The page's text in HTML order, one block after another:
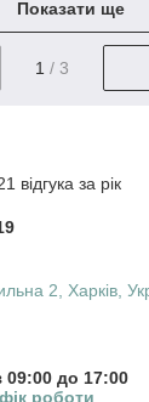
Показати ще
1 / 3
відгука за рік
2, Харків,
09:00 до 17:00
роботи